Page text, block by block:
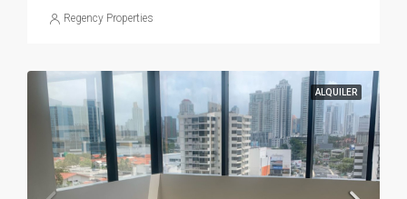
Regency Properties
ALQUILER